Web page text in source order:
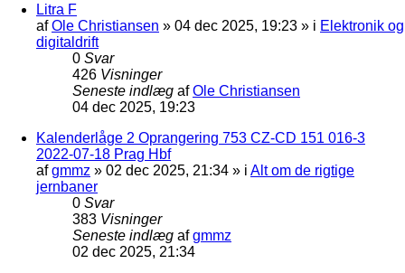
Litra F
afOle Christiansen » 04 dec 2025, 19:23 » i Elektronik og
digitaldrift
0 Svar
426 Visninger
Seneste indlæg afOle Christiansen
04 dec 2025, 19:23
Kalenderlåge 2 Oprangering 753 CZ-CD 151 016-3
2022-07-18 Prag Hbf
afgmmz » 02 dec 2025, 21:34 » i Alt om de rigtige
jernbaner
0 Svar
383 Visninger
Seneste indlæg afgmmz
02 dec 2025, 21:34